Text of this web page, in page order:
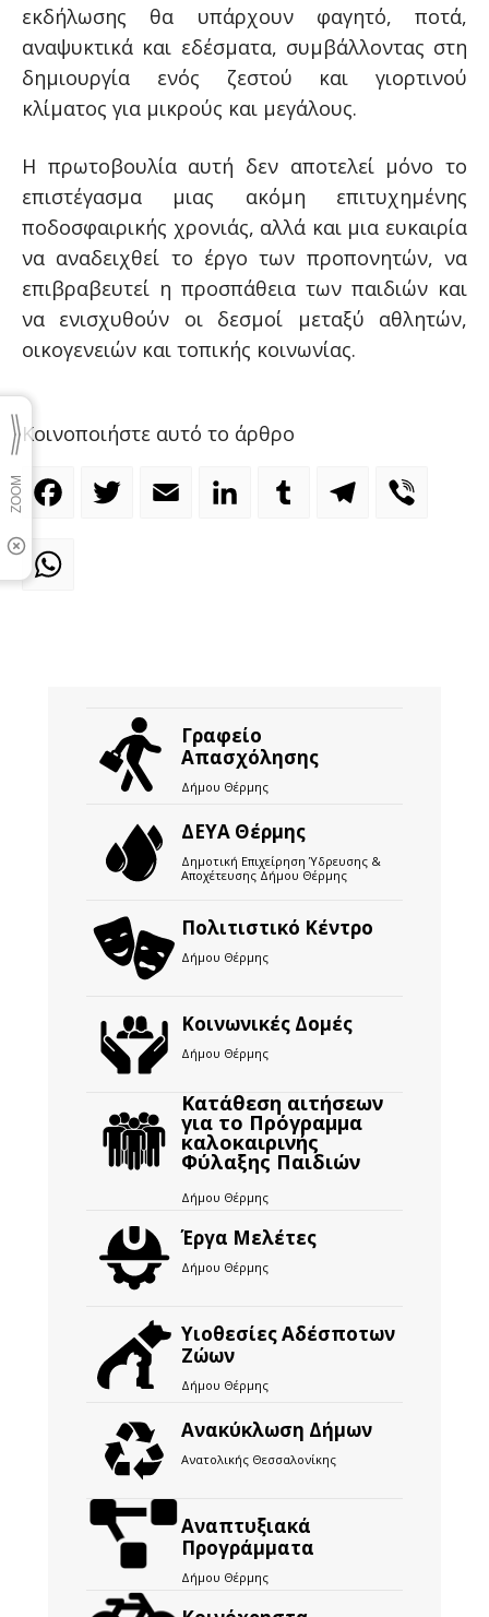
εκδήλωσης θα υπάρχουν φαγητό, ποτά,
αναψυκτικά και εδέσματα, συμβάλλοντας στη
δημιουργία ενός ζεστού και γιορτινού
κλίματος για μικρούς και μεγάλους.
Η πρωτοβουλία αυτή δεν αποτελεί μόνο το
επιστέγασμα μιας ακόμη επιτυχημένης
ποδοσφαιρικής χρονιάς, αλλά και μια ευκαιρία
να αναδειχθεί το έργο των προπονητών, να
επιβραβευτεί η προσπάθεια των παιδιών και
να ενισχυθούν οι δεσμοί μεταξύ αθλητών,
οικογενειών και τοπικής κοινωνίας.
Κοινοποιήστε αυτό το άρθρο
FacebookTwitter Email LinkedIn Tumblr Telegram
Γραφείο
Απασχόλησης
Δήμου Θέρμης
ΔΕΥΑ Θέρμης
Δημοτική Επιχείρηση Ύδρευσης &
Αποχέτευσης Δήμου Θέρμης
Πολιτιστικό Κέντρο
Δήμου Θέρμης
Κοινωνικές Δομές
Δήμου Θέρμης
Κατάθεση αιτήσεων
για το Πρόγραμμα
καλοκαιρινής
Φύλαξης Παιδιών
Δήμου Θέρμης
Έργα Μελέτες
Δήμου Θέρμης
Υιοθεσίες Αδέσποτων
Ζώων
Δήμου Θέρμης
Ανακύκλωση Δήμων
Ανατολικής Θεσσαλονίκης
Αναπτυξιακά
Προγράμματα
Δήμου Θέρμης